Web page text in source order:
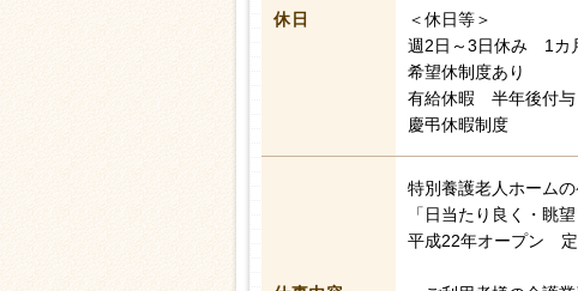
休日
＜休日等＞
週2日～3日休み 1カ
希望休制度あり
有給休暇 半年後付与
慶弔休暇制度
特別養護老人ホーム
「日当たり良く・眺
平成22年オープン 定